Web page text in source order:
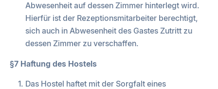
Abwesenheit auf dessen Zimmer hinterlegt wird.
Hierfür ist der Rezeptionsmitarbeiter berechtigt,
sich auch in Abwesenheit des Gastes Zutritt zu
dessen Zimmer zu verschaffen.
§7 Haftung des Hostels
Das Hostel haftet mit der Sorgfalt eines